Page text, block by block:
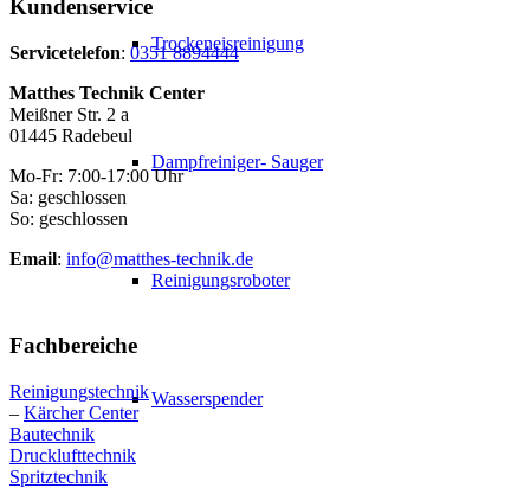
Trockeneisreinigung
Dampfreiniger- Sauger
Reinigungsroboter
Wasserspender
Kundenservice
Servicetelefon: 0351 8894444
Matthes Technik Center
Meißner Str. 2 a
01445 Radebeul
Mo-Fr: 7:00-17:00 Uhr
Sa: geschlossen
So: geschlossen
Email: info@matthes-technik.de
Fachbereiche
Reinigungstechnik
– Kärcher Center
Bautechnik
Drucklufttechnik
Spritztechnik